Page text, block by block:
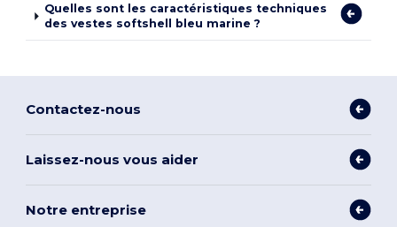
Quelles sont les caractéristiques techniques
des vestes softshell bleu marine ?
Contactez-nous
Laissez-nous vous aider
Notre entreprise